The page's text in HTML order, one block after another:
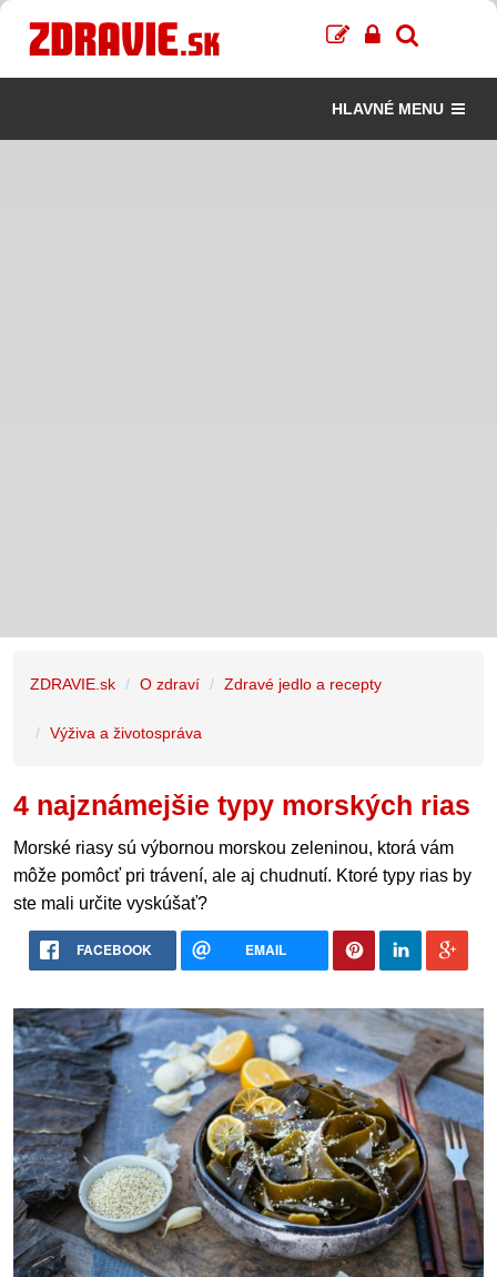
HLAVNÉ MENU
ZDRAVIE.sk O zdraví Zdravé jedlo a recepty
Výživa a životospráva
4 najznámejšie typy morských rias
Morské riasy sú výbornou morskou zeleninou, ktorá vám
môže pomôcť pri trávení, ale aj chudnutí. Ktoré typy rias by
ste mali určite vyskúšať?
FACEBOOK EMAIL